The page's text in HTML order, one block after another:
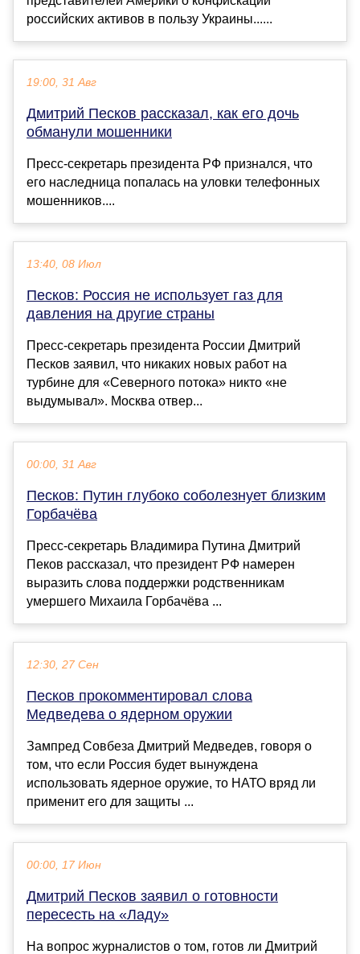
российских активов в пользу Украины......
19:00, 31 Авг
Дмитрий Песков рассказал, как его дочь
обманули мошенники
Пресс-секретарь президента РФ признался, что
его наследница попалась на уловки телефонных
мошенников....
13:40, 08 Июл
Песков: Россия не использует газ для
давления на другие страны
Пресс-секретарь президента России Дмитрий
Песков заявил, что никаких новых работ на
турбине для «Северного потока» никто «не
выдумывал». Москва отвер...
00:00, 31 Авг
Песков: Путин глубоко соболезнует близким
Горбачёва
Пресс-секретарь Владимира Путина Дмитрий
Пеков рассказал, что президент РФ намерен
выразить слова поддержки родственникам
умершего Михаила Горбачёва ...
12:30, 27 Сен
Песков прокомментировал слова
Медведева о ядерном оружии
Зампред Совбеза Дмитрий Медведев, говоря о
том, что если Россия будет вынуждена
использовать ядерное оружие, то НАТО вряд ли
применит его для защиты ...
00:00, 17 Июн
Дмитрий Песков заявил о готовности
пересесть на «Ладу»
На вопрос журналистов о том, готов ли Дмитрий